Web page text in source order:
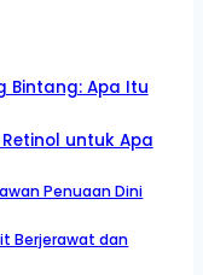
Bintang: Apa Itu
untuk Apa
Penuaan Dini
Berjerawat dan